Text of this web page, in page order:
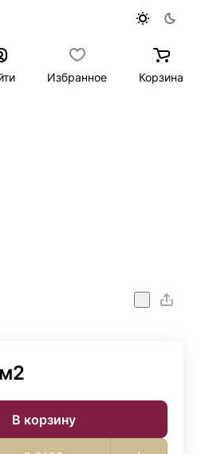
Избранное Корзина
м2
В корзину